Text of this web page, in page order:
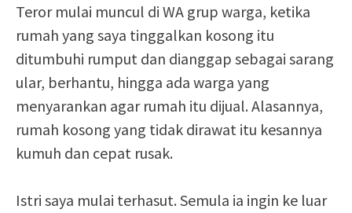
Teror mulai muncul di WA grup warga, ketika
rumah yang saya tinggalkan kosong itu
ditumbuhi rumput dan dianggap sebagai sarang
ular, berhantu, hingga ada warga yang
menyarankan agar rumah itu dijual. Alasannya,
rumah kosong yang tidak dirawat itu kesannya
kumuh dan cepat rusak.
Istri saya mulai terhasut. Semula ia ingin ke luar